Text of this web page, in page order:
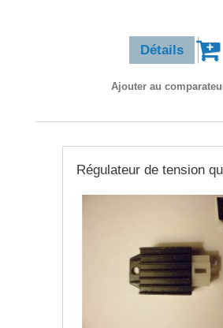
Détails
Ajouter au
Régulateur de tension